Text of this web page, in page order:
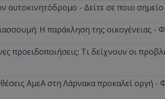
αυτοκινητόδρομο - Δείτε σε ποιο σημείο
Η παράκληση της οικογένειας -
προειδοποιήσεις: Τι δείχνουν οι
ΑμεΑ στη Λάρνακα προκαλεί οργή -